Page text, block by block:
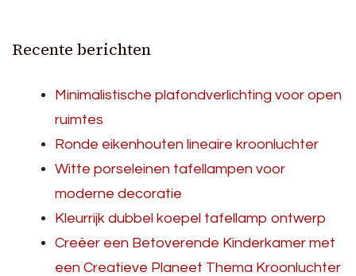
Recente berichten
Minimalistische plafondverlichting voor open
ruimtes
Ronde eikenhouten lineaire kroonluchter
Witte porseleinen tafellampen voor
moderne decoratie
Kleurrijk dubbel koepel tafellamp ontwerp
Creëer een Betoverende Kinderkamer met
een Creatieve Planeet Thema Kroonluchter